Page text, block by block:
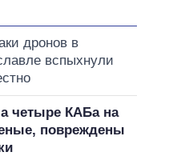
дронов в
вспыхнули
четыре КАБа на
повреждены